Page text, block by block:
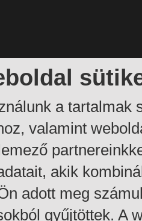
a tartalmak
valamint
akik
adott meg
gyűjtöttek. A